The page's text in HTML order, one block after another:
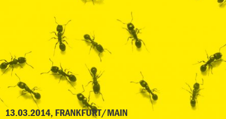
13.03.2014, FRANKFURT/MAIN